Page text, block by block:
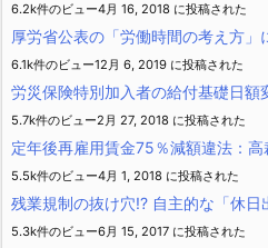
6.2k件のビュー4月 16, 2018 に投稿された
厚労省公表の「労働時間の考え方」
6.1k件のビュー12月 6, 2019 に投稿された
労災保険特別加入者の給付基礎日額
5.7k件のビュー2月 27, 2018 に投稿された
定年後再雇用賃金75％減額違法：
5.5k件のビュー4月 1, 2018 に投稿された
残業規制の抜け穴!? 自主的な「休日
5.3k件のビュー6月 15, 2017 に投稿された